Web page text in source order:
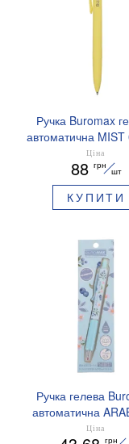
Ручка Buromax
автоматична
сині чорнила
Ціна
88 грн
шт
КУПИТИ
Ручка гелева
автоматична
0.5 мм
Ціна
грн